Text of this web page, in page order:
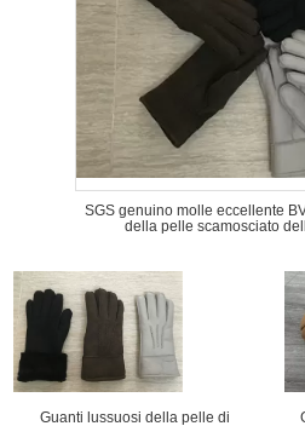
SGS genuino molle eccellente
della pelle scamosciato
Guanti lussuosi della pelle di